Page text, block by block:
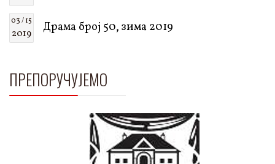
03 / 15
2019 Драма број 50, зима 2019
ПРЕПОРУЧУЈЕМО